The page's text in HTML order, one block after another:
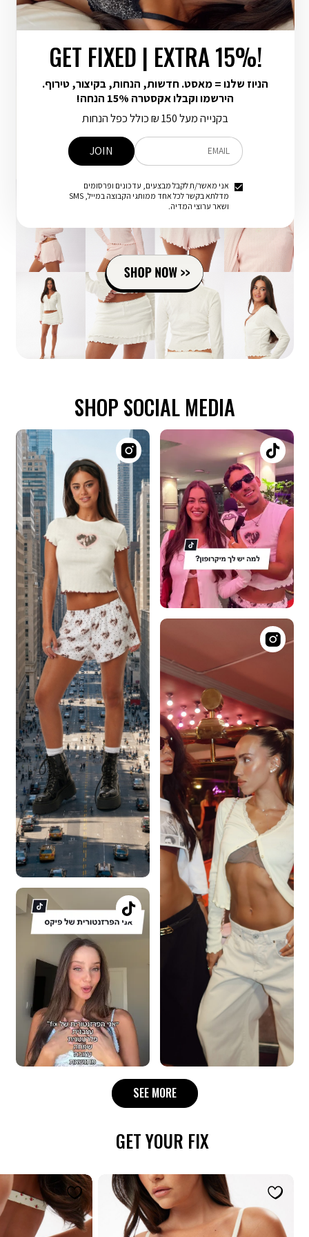
SHOP SOCIAL MEDIA
SEE MORE
GET YOUR FIX
GET FIXED | EXTRA 15%!
הניוז שלנו = מאסט. חדשות, הנחות, בקיצור, טירוף.
הירשמו וקבלו אקסטרה 15% הנחה!
בקנייה מעל 150 ₪ כולל כפל הנחות
EMAIL
אני מאשר/ת לקבל מבצעים, עדכונים ופרסומים
מדלתא בקשר לכל אחד ממותגי הקבוצה במייל, SMS
ושאר ערוצי המדיה.
JOIN